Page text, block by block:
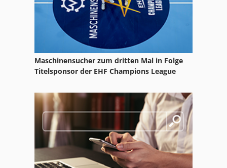
Claas Dominator 98 S
Claas Dominator 98 Sl
Claas Markant 65
Claas Volto 52
Claas Volto 58
Claas Volto 77
Maschinensucher zum dritten Mal in Folge
Titelsponsor der EHF Champions League